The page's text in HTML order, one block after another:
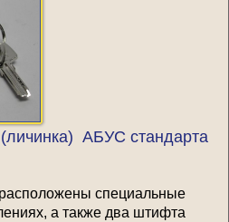
АБУС стандарта
специальные
а также два штифта